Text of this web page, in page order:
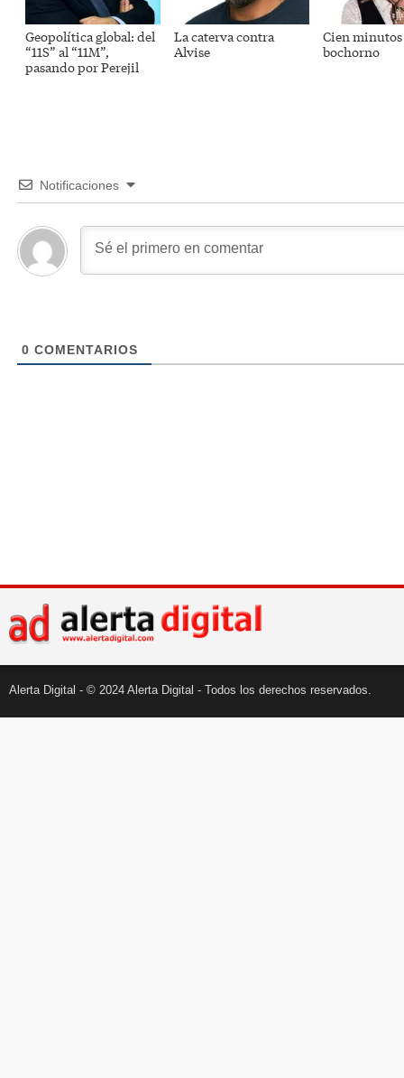
Geopolítica global: del
“11S” al “11M”,
pasando por Perejil
La caterva contra
Alvise
Cien minutos
bochorno
Notificaciones
0 COMENTARIOS
Alerta Digital - © 2024 Alerta Digital - Todos los derechos reservados.